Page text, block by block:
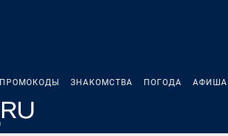
ПРОМОКОДЫ ЗНАКОМСТВА ПОГОДА АФИША